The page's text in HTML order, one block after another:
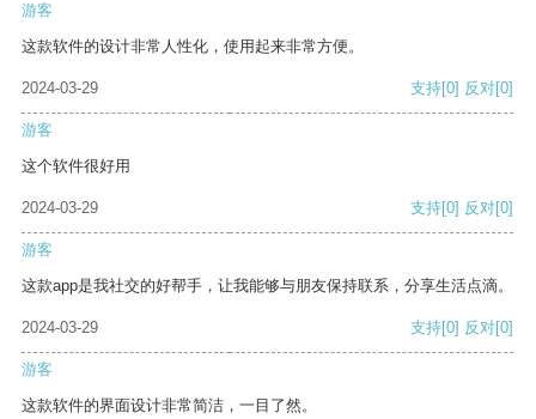
游客
这款软件的设计非常人性化，使用起来非常方便。
2024-03-29 支持[0] 反对[0]
游客
这个软件很好用
2024-03-29 支持[0] 反对[0]
游客
这款app是我社交的好帮手，让我能够与朋友保持联系，分享生活点滴。
2024-03-29 支持[0] 反对[0]
游客
这款软件的界面设计非常简洁，一目了然。